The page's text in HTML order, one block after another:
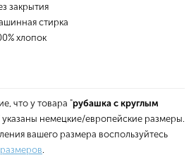
закрытия
стирка
хлопок
что у товара "рубашка с круглым
указаны немецкие/европейские размеры.
вашего размера воспользуйтесь